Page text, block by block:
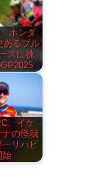
ホンダ
るブル
スに挑
、イケ
ナの怪我
―リハビ
始